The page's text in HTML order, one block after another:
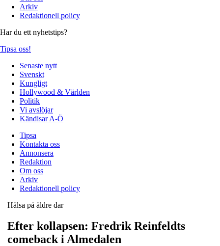
Arkiv
Redaktionell policy
Har du ett nyhetstips?
Tipsa oss!
Senaste nytt
Svenskt
Kungligt
Hollywood & Världen
Politik
Vi avslöjar
Kändisar A-Ö
Tipsa
Kontakta oss
Annonsera
Redaktion
Om oss
Arkiv
Redaktionell policy
Hälsa på äldre dar
Efter kollapsen: Fredrik Reinfeldts
comeback i Almedalen